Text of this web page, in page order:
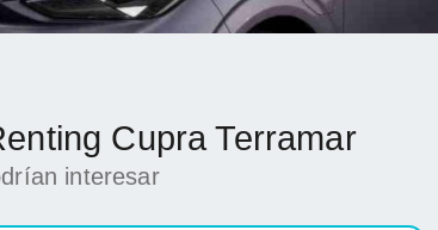
Cupra Terramar
interesar